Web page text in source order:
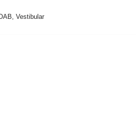
Vestibular